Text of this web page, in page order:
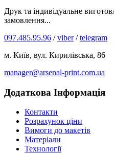
Друк та індивідуальне
замовлення...
097.485.95.96 /viber/telegram
м. Київ, вул. Кирилівська, 86
manager@arsenal-print.com.ua
Додаткова Інформація
Контакти
Розрахунок ціни
Вимоги до макетів
Матеріали
Технології